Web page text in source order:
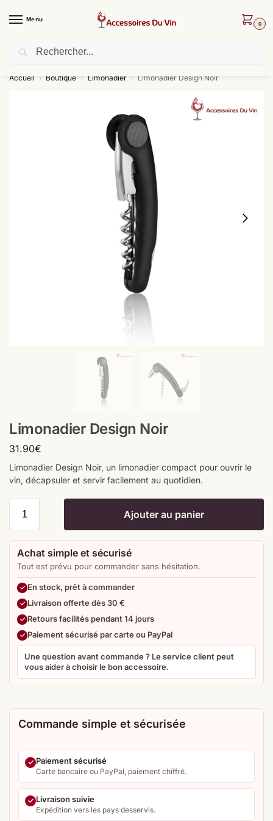
Menu
0
Livraison offerte dès 30 € d’achat !
Accueil / Boutique / Limonadier / Limonadier Design Noir
Limonadier Design Noir
31.90€
Limonadier Design Noir, un limonadier compact pour ouvrir le
vin, décapsuler et servir facilement au quotidien.
Ajouter au panier
Achat simple et sécurisé
Tout est prévu pour commander sans hésitation.
En stock, prêt à commander
Livraison offerte dès 30 €
Retours facilités pendant 14 jours
Paiement sécurisé par carte ou PayPal
Une question avant commande ? Le service client peut
vous aider à choisir le bon accessoire.
Commande simple et sécurisée
Paiement sécurisé
Carte bancaire ou PayPal, paiement chiffré.
Livraison suivie
Expédition vers les pays desservis.